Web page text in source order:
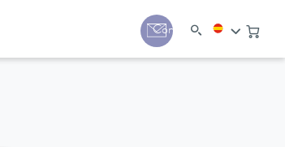
Contacto